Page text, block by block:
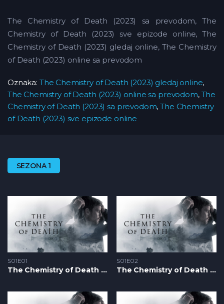
The Chemistry of Death (2023) sa prevodom, The
Chemistry of Death (2023) sve epizode online, The
Chemistry of Death (2023) gledaj online, The Chemistry
of Death (2023) online sa prevodom
Oznaka: The Chemistry of Death (2023) gledaj online,
The Chemistry of Death (2023) online sa prevodom, The
Chemistry of Death (2023) sa prevodom,The Chemistry
of Death (2023) sve epizode online
SEZONA 1
S01E01
The Chemistry of Death S1 – Epizoda 01
S01E02
The Chemistry of Death S1 – Epizoda 02